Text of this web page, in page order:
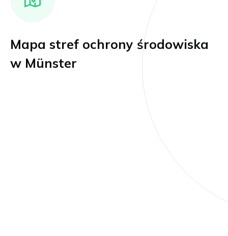
Mapa stref ochrony środowiska
w Münster